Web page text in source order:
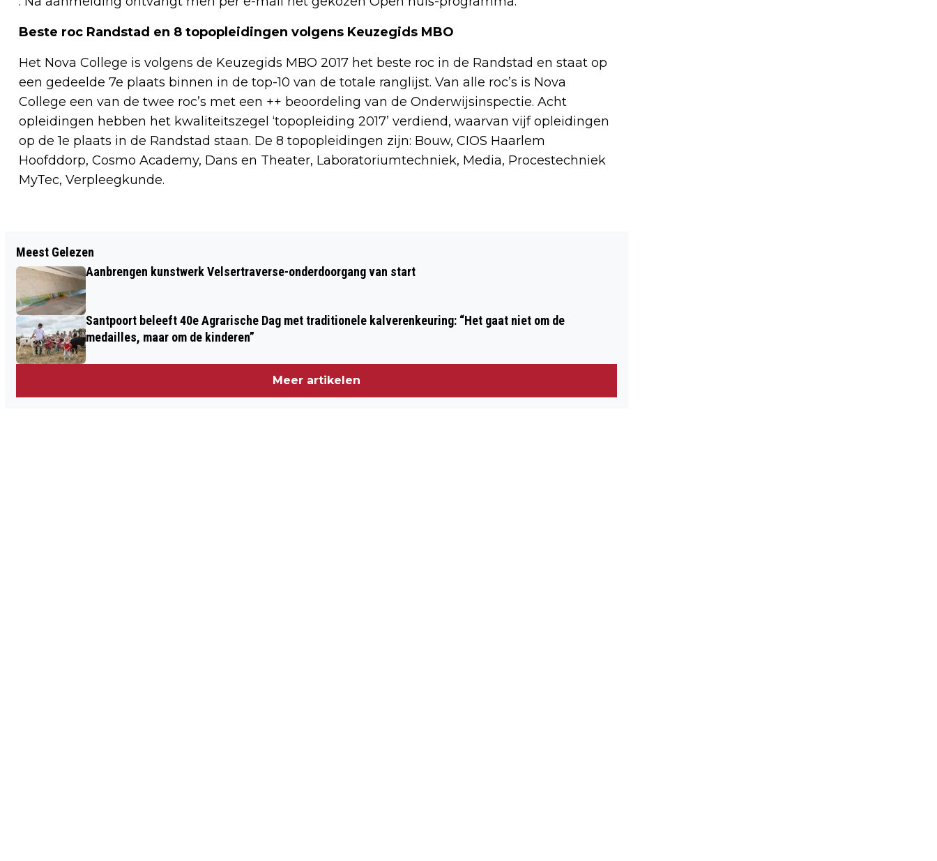
Beste roc Randstad en 8 topopleidingen volgens Keuzegids MBO
Het Nova College is volgens de Keuzegids MBO 2017 het beste roc in de Randstad en staat op
een gedeelde 7e plaats binnen in de top-10 van de totale ranglijst. Van alle roc’s is Nova
College een van de twee roc’s met een ++ beoordeling van de Onderwijsinspectie. Acht
opleidingen hebben het kwaliteitszegel ‘topopleiding 2017’ verdiend, waarvan vijf opleidingen
op de 1e plaats in de Randstad staan. De 8 topopleidingen zijn: Bouw, CIOS Haarlem
Hoofddorp, Cosmo Academy, Dans en Theater, Laboratoriumtechniek, Media, Procestechniek
MyTec, Verpleegkunde.
E-SCOOTERESTAFETTE VAN GREENBIZ
IJMOND KRIJGT VERVOLG
Meest Gelezen
Aanbrengen kunstwerk Velsertraverse-onderdoorgang van start
Santpoort beleeft 40e Agrarische Dag met traditionele kalverenkeuring: “Het gaat niet om de
medailles, maar om de kinderen”
Meer artikelen